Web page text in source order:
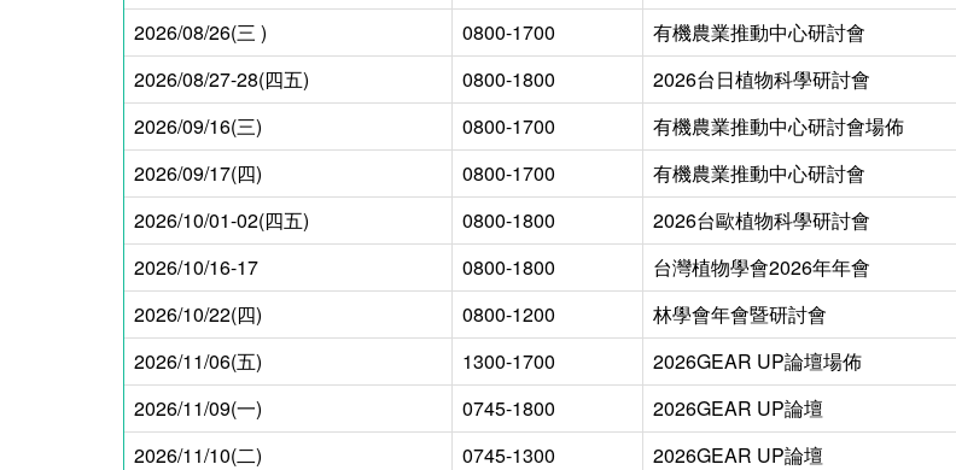
2026/08/26(三 )
0800-1700 有機農業推動中心研討會
2026/08/27-28(四五)
0800-1800 2026台日植物科學研討會
2026/09/16(三)
0800-1700 有機農業推動中心研討會場佈
2026/09/17(四)
0800-1700 有機農業推動中心研討會
2026/10/01-02(四五)
0800-1800 2026台歐植物科學研討會
2026/10/16-17
0800-1800 台灣植物學會2026年年會
2026/10/22(四)
0800-1200 林學會年會暨研討會
2026/11/06(五)
1300-1700 2026GEAR UP論壇場佈
2026/11/09(一)
0745-1800 2026GEAR UP論壇
2026/11/10(二)
0745-1300 2026GEAR UP論壇